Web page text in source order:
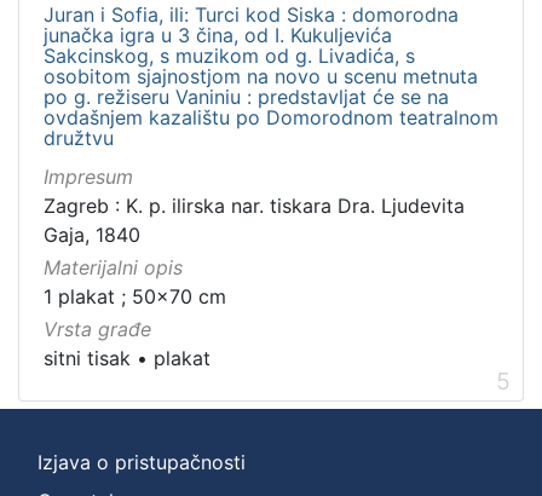
Juran i Sofia, ili: Turci kod Siska : domorodna
junačka igra u 3 čina, od I. Kukuljevića
Sakcinskog, s muzikom od g. Livadića, s
osobitom sjajnostjom na novo u scenu metnuta
po g. režiseru Vaniniu : predstavljat će se na
ovdašnjem kazalištu po Domorodnom teatralnom
družtvu
Impresum
Zagreb : K. p. ilirska nar. tiskara Dra. Ljudevita
Gaja, 1840
Materijalni opis
1 plakat ; 50x70 cm
Vrsta građe
sitni tisak • plakat
5
Izjava o pristupačnosti